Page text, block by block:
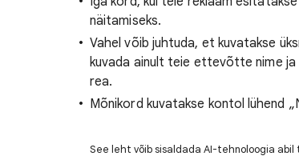
näitamiseks.
Vahel võib juhtuda, et kuvatakse
kuvada ainult teie ettevõtte nime
rea.
Mõnikord kuvatakse kontol lühend
See leht võib sisaldada AI-tehnoloogia abil